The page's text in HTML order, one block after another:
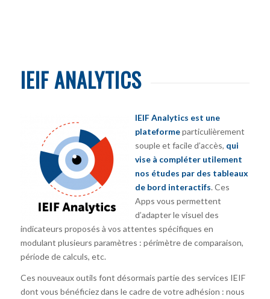
IEIF ANALYTICS
IEIF Analytics est une
plateformeparticulièrement
souple et facile d’accès, qui
vise à compléter utilement
nos études par des tableaux
de bord interactifs. Ces
Apps vous permettent
d’adapter le visuel des
indicateurs proposés à vos attentes spécifiques en
modulant plusieurs paramètres : périmètre de comparaison,
période de calculs, etc.
Ces nouveaux outils font désormais partie des services IEIF
dont vous bénéficiez dans le cadre de votre adhésion : nous